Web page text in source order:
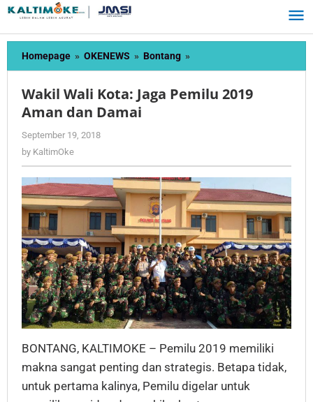
Skip
content
Homepage » OKENEWS » Bontang »
Wali
Jaga
Wakil Wali Kota: Jaga Pemilu 2019
Aman dan Damai
September 19, 2018
by KaltimOke
BONTANG, KALTIMOKE – Pemilu 2019 memiliki
makna sangat penting dan strategis. Betapa tidak,
untuk pertama kalinya, Pemilu digelar untuk